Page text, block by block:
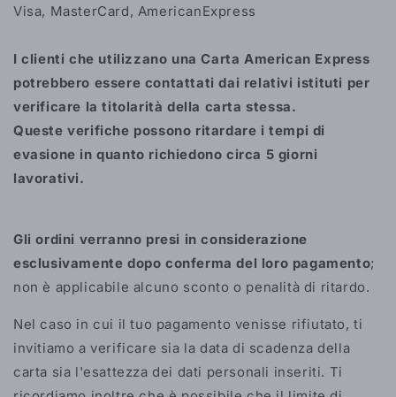
Visa, MasterCard, AmericanExpress
I clienti che utilizzano una Carta American Express
potrebbero essere contattati dai relativi istituti per
verificare la titolarità della carta stessa.
Queste verifiche possono ritardare i tempi di
evasione in quanto richiedono circa 5 giorni
lavorativi.
Gli ordini verranno presi in considerazione
esclusivamente dopo conferma del loro pagamento;
non è applicabile alcuno sconto o penalità di ritardo.
Nel caso in cui il tuo pagamento venisse rifiutato, ti
invitiamo a verificare sia la data di scadenza della
carta sia l'esattezza dei dati personali inseriti. Ti